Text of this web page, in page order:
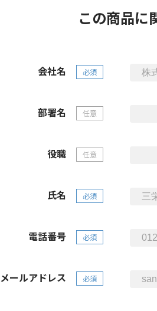
この商品に
会社名 必須
部署名 任意
役職 任意
氏名 必須
電話番号 必須
メールアドレス 必須